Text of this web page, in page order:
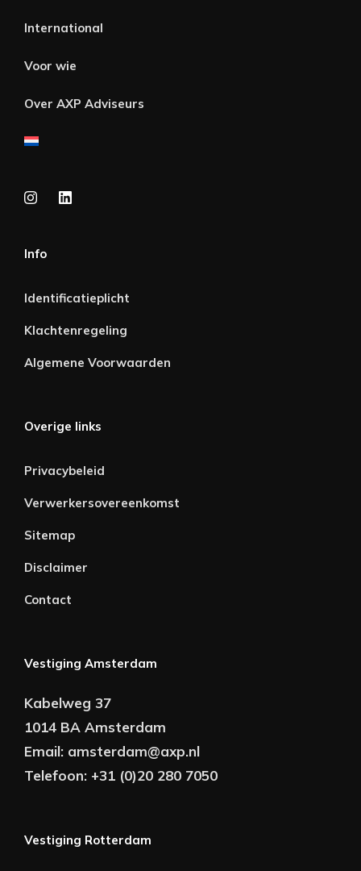
International
Voor wie
Over AXP Adviseurs
Info
Identificatieplicht
Klachtenregeling
Algemene Voorwaarden
Overige links
Privacybeleid
Verwerkersovereenkomst
Sitemap
Disclaimer
Contact
Vestiging Amsterdam
Kabelweg 37
1014 BA Amsterdam
Email: amsterdam@axp.nl
Telefoon: +31 (0)20 280 7050
Vestiging Rotterdam